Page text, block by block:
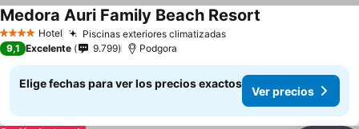
4 EstrellasHotel Piscinas exteriores climatizadas
Medora Auri Family Beach Resort
9,1 Excelente 9.799 Podgora
Elige fechas para ver los precios exactos
Ver precios